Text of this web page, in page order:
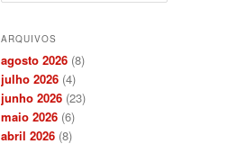
q
i
s
a
r
ARQUIVOS
agosto 2026 (8)
julho 2026 (4)
junho 2026 (23)
maio 2026 (6)
abril 2026 (8)